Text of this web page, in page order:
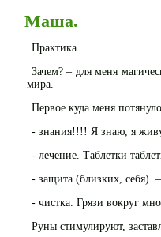
Маша.
Практика.
Зачем? – для меня
мира.
Первое куда меня
- знания!!!! Я знаю, я
- лечение. Таблетки
- защита (близких, себя).
- чистка. Грязи вокруг
Руны стимулируют,